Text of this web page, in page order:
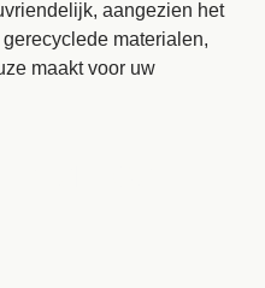
aangezien het
materialen,
maakt voor uw